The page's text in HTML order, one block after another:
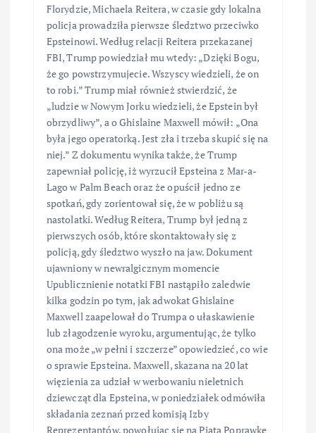
Florydzie, Michaela Reitera, w czasie gdy lokalna
policja prowadziła pierwsze śledztwo przeciwko
Epsteinowi. Według relacji Reitera przekazanej
FBI, Trump powiedział mu wtedy: „Dzięki Bogu,
że go powstrzymujecie. Wszyscy wiedzieli, że on
to robi.” Trump miał również stwierdzić, że
„ludzie w Nowym Jorku wiedzieli, że Epstein był
obrzydliwy”, a o Ghislaine Maxwell mówił: „Ona
była jego operatorką. Jest zła i trzeba skupić się na
niej.” Z dokumentu wynika także, że Trump
zapewniał policję, iż wyrzucił Epsteina z Mar-a-
Lago w Palm Beach oraz że opuścił jedno ze
spotkań, gdy zorientował się, że w pobliżu są
nastolatki. Według Reitera, Trump był jedną z
pierwszych osób, które skontaktowały się z
policją, gdy śledztwo wyszło na jaw. Dokument
ujawniony w newralgicznym momencie
Upublicznienie notatki FBI nastąpiło zaledwie
kilka godzin po tym, jak adwokat Ghislaine
Maxwell zaapelował do Trumpa o ułaskawienie
lub złagodzenie wyroku, argumentując, że tylko
ona może „w pełni i szczerze” opowiedzieć, co wie
o sprawie Epsteina. Maxwell, skazana na 20 lat
więzienia za udział w werbowaniu nieletnich
dziewcząt dla Epsteina, w poniedziałek odmówiła
składania zeznań przed komisją Izby
Reprezentantów, powołując się na Piątą Poprawkę